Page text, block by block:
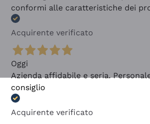
conformi alle caratteristiche dei
Acquirente verificato
Oggi
Azienda affidabile e seria.
consiglio
Acquirente verificato